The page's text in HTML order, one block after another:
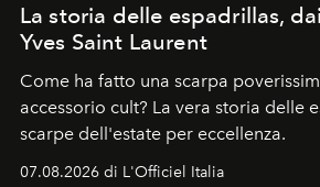
La storia delle espadrillas,
Yves Saint Laurent
Come ha fatto una scarpa
accessorio cult? La vera storia delle
scarpe dell'estate per eccellenza.
07.08.2026 di L'Officiel Italia